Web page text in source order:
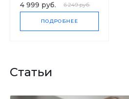
4 999 руб. 6 249 руб.
ПОДРОБНЕЕ
Статьи